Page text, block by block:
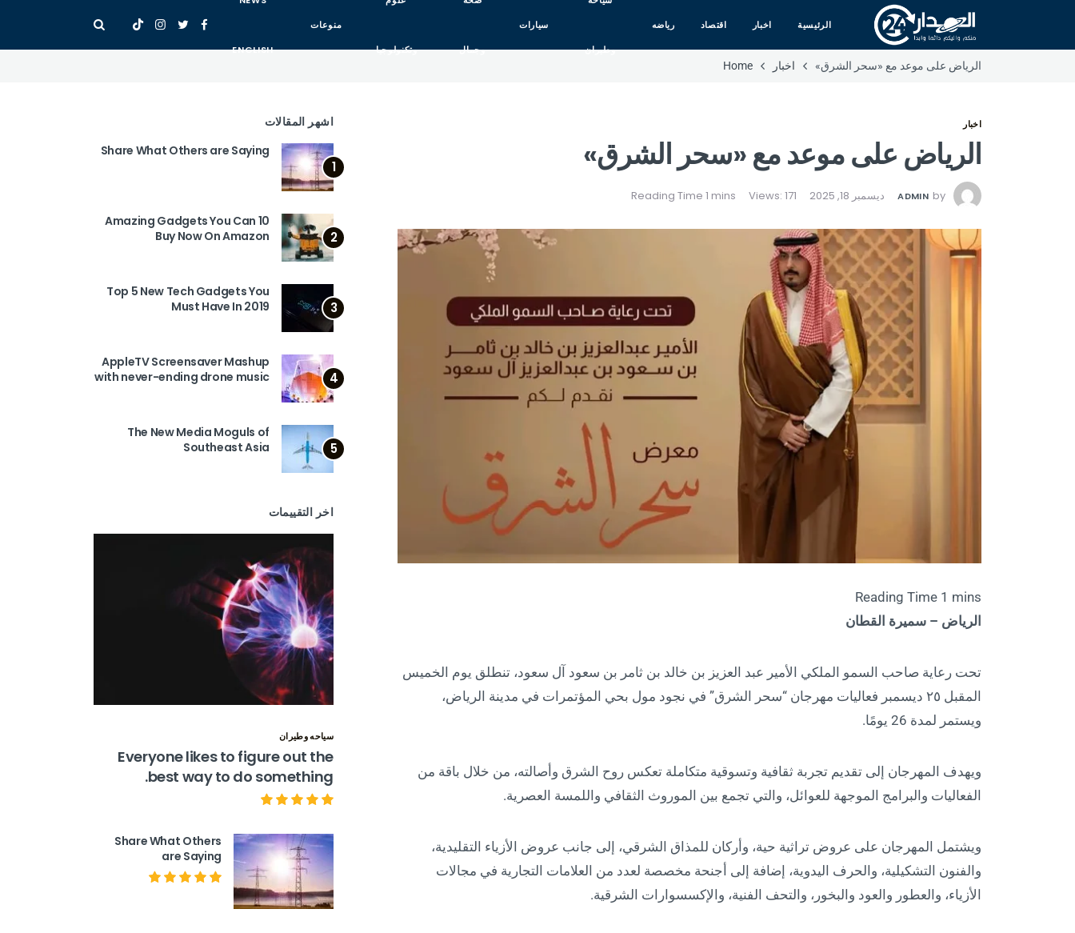
الرئيسية اخبار اقتصاد رياضه
وطيران
سيارات
وجمال وتكنولوجيا
منوعات
ENGLISH
الرياض على موعد مع «سحر الشرق»
اخبار Home
اخبار
الرياض على موعد مع «سحر الشرق»
by
ADMIN ديسمبر 18, 2025 Views: 171
الرياض – سميرة القطان
تحت رعاية صاحب السمو الملكي الأمير عبد العزيز بن خالد بن ثامر بن سعود آل سعود، تنطلق يوم الخميس
المقبل ٢٥ ديسمبر فعاليات مهرجان “سحر الشرق” في نجود مول بحي المؤتمرات في مدينة الرياض،
ويستمر لمدة 26 يومًا.
ويهدف المهرجان إلى تقديم تجربة ثقافية وتسوقية متكاملة تعكس روح الشرق وأصالته، من خلال باقة من
الفعاليات والبرامج الموجهة للعوائل، والتي تجمع بين الموروث الثقافي واللمسة العصرية.
ويشتمل المهرجان على عروض تراثية حية، وأركان للمذاق الشرقي، إلى جانب عروض الأزياء التقليدية،
والفنون التشكيلية، والحرف اليدوية، إضافة إلى أجنحة مخصصة لعدد من العلامات التجارية في مجالات
الأزياء، والعطور والعود والبخور، والتحف الفنية، والإكسسوارات الشرقية.
اشهر المقالات
1
Share What Others are Saying
2
10 Amazing Gadgets You Can
Buy Now On Amazon
3
Top 5 New Tech Gadgets You
Must Have In 2019
4
AppleTV Screensaver Mashup
with never-ending drone music
5
The New Media Moguls of
Southeast Asia
اخر التقييمات
سياحه وطيران
Everyone likes to figure out the
best way to do something.
Share What Others
are Saying